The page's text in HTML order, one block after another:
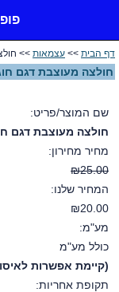
דף הבית >> עצמאות >>
חולצה מעוצבת דגם חוגגים
שם המוצר/פריט:
חולצה מעוצבת דגם
מחיר מחירון:
₪25.00
המחיר שלנו:
₪20.00
מע"מ:
כולל מע"מ
(קיימת אפשרות
תקופת אחריות: